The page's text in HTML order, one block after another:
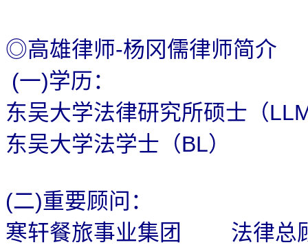
◎高雄律师-杨冈儒律师简介
(一)学历：
东吴大学法律研究所硕士（
东吴大学法学士（BL）
(二)重要顾问：
寒轩餐旅事业集团
法律总